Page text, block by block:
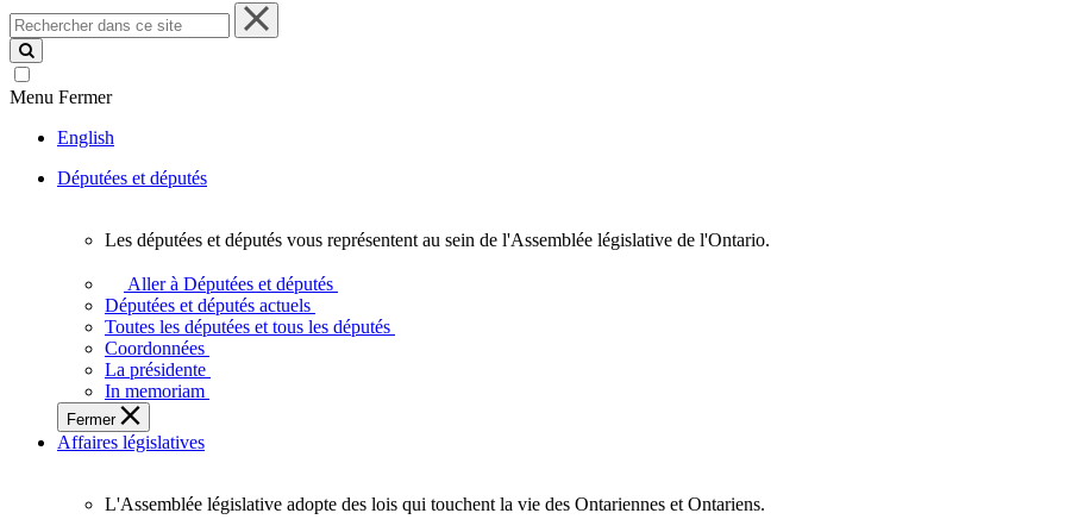
Rechercher
dans
ce
site
Menu Fermer
English
Députées et députés
députées
députés
vous
représentent
sein
de
l'Assemblée
l'Ontario.
Les députées et députés vous représentent au sein de l'Assemblée législative de l'Ontario.
Aller à Députées et députés
Députées et députés actuels
Toutes les députées et tous les députés
Coordonnées
La présidente
In memoriam
Fermer
Affaires législatives
L'Assemblée législative adopte des lois qui touchent la vie des Ontariennes et Ontariens.